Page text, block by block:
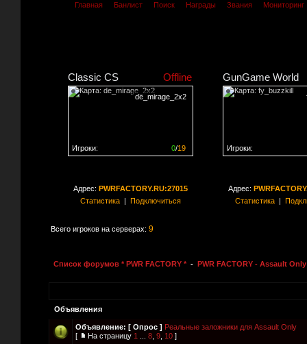
Главная Банлист Поиск Награды Звания Мониторинг
Classic CS Offline
de_mirage_2x2
0/19
Игроки:
GunGame World
Игроки:
Адрес: PWRFACTORY.RU:27015
Статистика| Подключиться
Адрес:
Статистика|
Всего игроков на серверах: 9
Список форумов * PWR FACTORY * - PWR FACTORY - Assault Only
Объявления
Объявление: [ Опрос ] Реальные заложники для Assault Only
[
На страницу 1 8 9 10 ]